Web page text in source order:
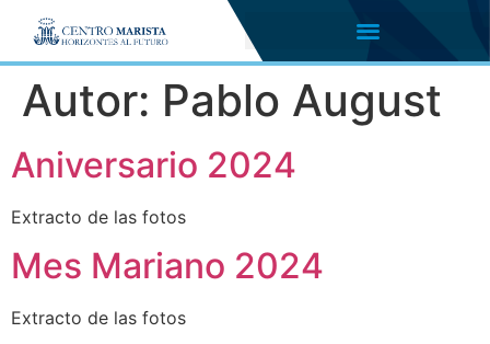
Autor: Pablo August
Aniversario 2024
Extracto de las fotos
Mes Mariano 2024
Extracto de las fotos